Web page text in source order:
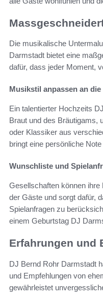
Die musikalische
Darmstadt bietet eine
dafür, dass jeder Moment,
Musikstil anpassen an
Ein talentierter Hochzeits
Braut und des Bräutigams,
oder Klassiker aus
bringt eine persönliche
Wunschliste und
Gesellschaften können ihre
der Gäste und sorgt dafür,
Spielanfragen zu
einem Geburtstag DJ
Erfahrungen und
DJ Bernd Rohr Darmstadt
und Empfehlungen von
gewährleistet